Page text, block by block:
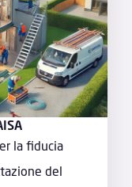
la fiducia
del